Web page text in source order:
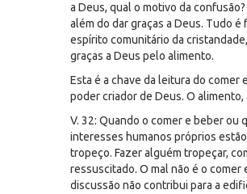
a Deus, qual o motivo da
além do dar graças a Deus. Tudo
espírito comunitário da
graças a Deus pelo alimento.
Esta é a chave da leitura do
poder criador de Deus. O alimento,
V. 32: Quando o comer e beber ou
interesses humanos próprios
tropeço. Fazer alguém tropeçar,
ressuscitado. O mal não é o comer
discussão não contribui para a